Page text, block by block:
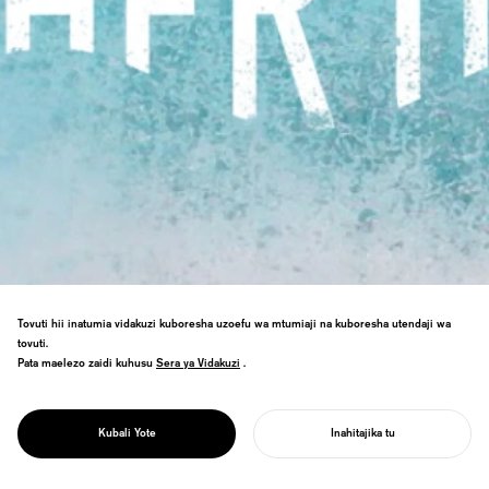
PROJECT
MAMA BAHARI
Utafiti wa kulinda bahari kwa kuunganisha
hisia zetu za bahari na upendo wa kimama.
Tovuti hii inatumia vidakuzi kuboresha uzoefu wa mtumiaji na kuboresha utendaji wa
tovuti.
Pata maelezo zaidi kuhusu Sera ya Vidakuzi
Sera ya Vidakuzi .
Kubali Yote Inahitajika tu